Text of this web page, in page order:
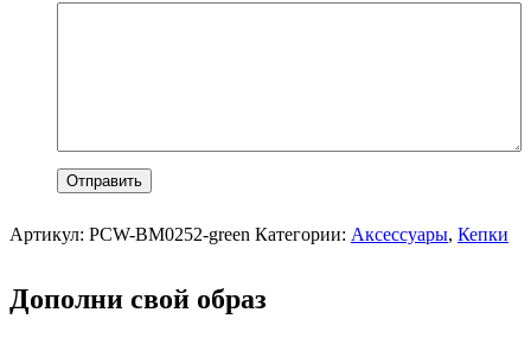
Артикул: PCW-BM0252-green Категории: Аксессуары, Кепки
Дополни свой образ